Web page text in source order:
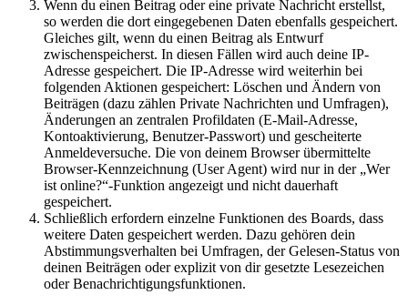
Wenn du einen Beitrag oder eine private Nachricht erstellst,
so werden die dort eingegebenen Daten ebenfalls gespeichert.
Gleiches gilt, wenn du einen Beitrag als Entwurf
zwischenspeicherst. In diesen Fällen wird auch deine IP-
Adresse gespeichert. Die IP-Adresse wird weiterhin bei
folgenden Aktionen gespeichert: Löschen und Ändern von
Beiträgen (dazu zählen Private Nachrichten und Umfragen),
Änderungen an zentralen Profildaten (E-Mail-Adresse,
Kontoaktivierung, Benutzer-Passwort) und gescheiterte
Anmeldeversuche. Die von deinem Browser übermittelte
Browser-Kennzeichnung (User Agent) wird nur in der „Wer
ist online?“-Funktion angezeigt und nicht dauerhaft
gespeichert.
Schließlich erfordern einzelne Funktionen des Boards, dass
weitere Daten gespeichert werden. Dazu gehören dein
Abstimmungsverhalten bei Umfragen, der Gelesen-Status von
deinen Beiträgen oder explizit von dir gesetzte Lesezeichen
oder Benachrichtigungsfunktionen.